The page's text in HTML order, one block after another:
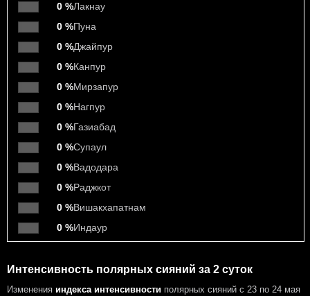
0 %Лакнау
0 %Пуна
0 %Джайпур
0 %Канпур
0 %Мирзапур
0 %Нагпур
0 %Газиабад
0 %Супаул
0 %Вадодара
0 %Раджкот
0 %Вишакхапатнам
0 %Индаур
Интенсивность полярных сияний за 2 суток
Изменения индекса интенсивности полярных сияний с 23 по 24 мая